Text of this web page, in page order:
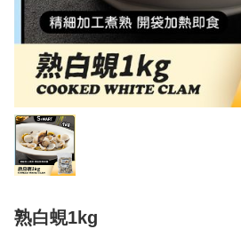
熟白蜆1kg